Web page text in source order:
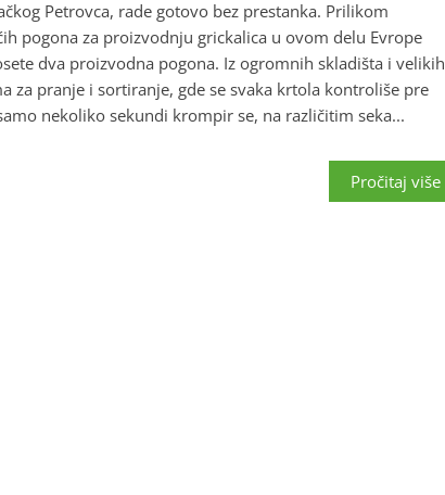
Petrovca, rade gotovo bez prestanka. Prilikom
pogona za proizvodnju grickalica u ovom delu Evrope
dva proizvodna pogona. Iz ogromnih skladišta i velikih
za pranje i sortiranje, gde se svaka krtola kontroliše pre
nekoliko sekundi krompir se, na različitim seka...
Pročitaj više